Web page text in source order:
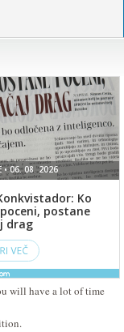
will have a lot of time